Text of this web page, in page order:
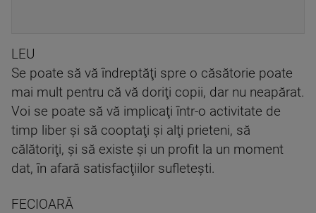
LEU
Se poate să vă îndreptăţi spre o căsătorie poate
mai mult pentru că vă doriţi copii, dar nu neapărat.
Voi se poate să vă implicaţi într-o activitate de
timp liber şi să cooptaţi şi alţi prieteni, să
călătoriţi, şi să existe şi un profit la un moment
dat, în afară satisfacţiilor sufleteşti.
FECIOARĂ